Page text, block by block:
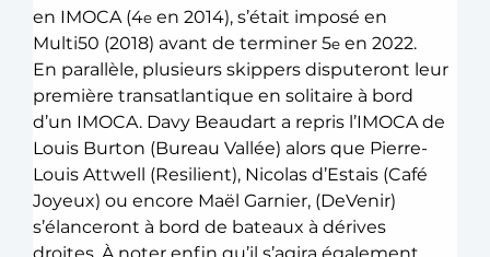
en IMOCA (4e en 2014), s’était imposé en
Multi50 (2018) avant de terminer 5e en 2022.
En parallèle, plusieurs skippers disputeront leur
première transatlantique en solitaire à bord
d’un IMOCA. Davy Beaudart a repris l’IMOCA de
Louis Burton (Bureau Vallée) alors que Pierre-
Louis Attwell (Resilient), Nicolas d’Estais (Café
Joyeux) ou encore Maël Garnier, (DeVenir)
s’élanceront à bord de bateaux à dérives